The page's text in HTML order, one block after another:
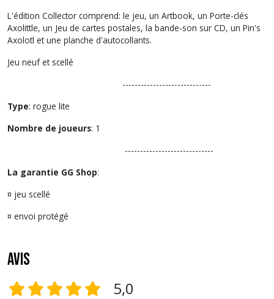
L'édition Collector comprend: le jeu, un Artbook, un Porte-clés
Axolittle, un Jeu de cartes postales, la bande-son sur CD, un Pin's
Axolotl et une planche d'autocollants.
Jeu neuf et scellé
-----------------------------
Type: rogue lite
Nombre de joueurs: 1
-----------------------------
La garantie GG Shop:
¤ jeu scellé
¤ envoi protégé
Avis
5,0